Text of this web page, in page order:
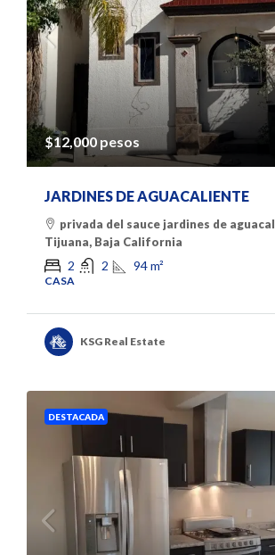
$12,000 pesos
JARDINES DE AGUACALIENTE
privada del sauce jardines de
Tijuana, Baja California
2 2 94m²
CASA
KSG Real Estate
DESTACADA